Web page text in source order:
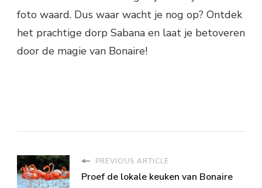
foto waard. Dus waar wacht je nog op? Ontdek
het prachtige dorp Sabana en laat je betoveren
door de magie van Bonaire!
PREVIOUS ARTICLE
Proef de lokale keuken van Bonaire